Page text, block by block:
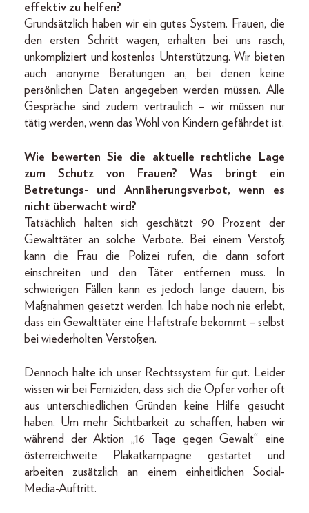
effektiv zu helfen?
Grundsätzlich haben wir ein gutes System. Frauen, die
den ersten Schritt wagen, erhalten bei uns rasch,
unkompliziert und kostenlos Unterstützung. Wir bieten
auch anonyme Beratungen an, bei denen keine
persönlichen Daten angegeben werden müssen. Alle
Gespräche sind zudem vertraulich – wir müssen nur
tätig werden, wenn das Wohl von Kindern gefährdet ist.
Wie bewerten Sie die aktuelle rechtliche Lage
zum Schutz von Frauen? Was bringt ein
Betretungs- und Annäherungsverbot, wenn es
nicht überwacht wird?
Tatsächlich halten sich geschätzt 90 Prozent der
Gewalttäter an solche Verbote. Bei einem Verstoß
kann die Frau die Polizei rufen, die dann sofort
einschreiten und den Täter entfernen muss. In
schwierigen Fällen kann es jedoch lange dauern, bis
Maßnahmen gesetzt werden. Ich habe noch nie erlebt,
dass ein Gewalttäter eine Haftstrafe bekommt – selbst
bei wiederholten Verstoßen.
Dennoch halte ich unser Rechtssystem für gut. Leider
wissen wir bei Femiziden, dass sich die Opfer vorher oft
aus unterschiedlichen Gründen keine Hilfe gesucht
haben. Um mehr Sichtbarkeit zu schaffen, haben wir
während der Aktion „16 Tage gegen Gewalt“ eine
österreichweite Plakatkampagne gestartet und
arbeiten zusätzlich an einem einheitlichen Social-
Media-Auftritt.